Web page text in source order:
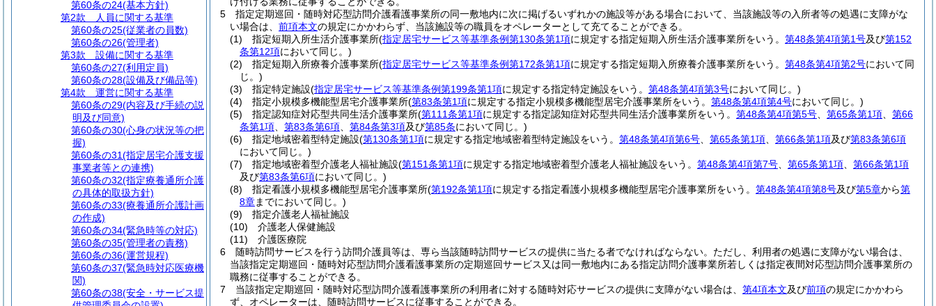
5
指定定期巡回・随時対応型訪問介護看護事業所の同一敷地内に次に掲げるいずれかの施設等がある場合において、当該施設等の入所者等の処遇に支障がな
い場合は、 前項本文の規定にかかわらず、当該施設等の職員をオペレーターとして充てることができる。
(1)
指定短期入所生活介護事業所(指定居宅サービス等基準条例第130条第1項に規定する指定短期入所生活介護事業所をいう。 第48条第4項第1号及び第152
条第12項において同じ。)
(2)
指定短期入所療養介護事業所(指定居宅サービス等基準条例第172条第1項に規定する指定短期入所療養介護事業所をいう。 第48条第4項第2号において同
じ。)
(3)
指定特定施設(指定居宅サービス等基準条例第199条第1項に規定する指定特定施設をいう。 第48条第4項第3号において同じ。)
(4)
指定小規模多機能型居宅介護事業所(第83条第1項に規定する指定小規模多機能型居宅介護事業所をいう。 第48条第4項第4号において同じ。)
(5)
指定認知症対応型共同生活介護事業所(第111条第1項に規定する指定認知症対応型共同生活介護事業所をいう。 第48条第4項第5号 第65条第1項
第66
条第1項
第83条第6項 第84条第3項及び第85条において同じ。)
(6)
指定地域密着型特定施設(第130条第1項に規定する指定地域密着型特定施設をいう。 第48条第4項第6号 第65条第1項 第66条第1項及び第83条第6項
において同じ。)
(7)
指定地域密着型介護老人福祉施設(第151条第1項に規定する指定地域密着型介護老人福祉施設をいう。 第48条第4項第7号 第65条第1項
第66条第1項
及び第83条第6項において同じ。)
(8)
指定看護小規模多機能型居宅介護事業所(第192条第1項に規定する指定看護小規模多機能型居宅介護事業所をいう。 第48条第4項第8号及び第5章から第
8章までにおいて同じ。)
(9)
指定介護老人福祉施設
(10)
介護老人保健施設
(11)
介護医療院
6
随時訪問サービスを行う訪問介護員等は、専ら当該随時訪問サービスの提供に当たる者でなければならない。 ただし、利用者の処遇に支障がない場合は、
当該指定定期巡回・随時対応型訪問介護看護事業所の定期巡回サービス又は同一敷地内にある指定訪問介護事業所若しくは指定夜間対応型訪問介護事業所の
職務に従事することができる。
7
当該指定定期巡回・随時対応型訪問介護看護事業所の利用者に対する随時対応サービスの提供に支障がない場合は、 第4項本文及び前項の規定にかかわら
ず、オペレーターは、随時訪問サービスに従事することができる。
第60条の24(基本方針)
第2款
人員に関する基準
第60条の25(従業者の員数)
第60条の26(管理者)
第3款
設備に関する基準
第60条の27(利用定員)
第60条の28(設備及び備品等)
第4款
運営に関する基準
第60条の29(内容及び手続の説
明及び同意)
第60条の30(心身の状況等の把
握)
第60条の31(指定居宅介護支援
事業者等との連携)
第60条の32(指定療養通所介護
の具体的取扱方針)
第60条の33(療養通所介護計画
の作成)
第60条の34(緊急時等の対応)
第60条の35(管理者の責務)
第60条の36(運営規程)
第60条の37(緊急時対応医療機
関)
第60条の38(安全・サービス提